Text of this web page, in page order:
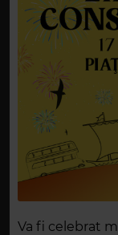
Va fi celebrat